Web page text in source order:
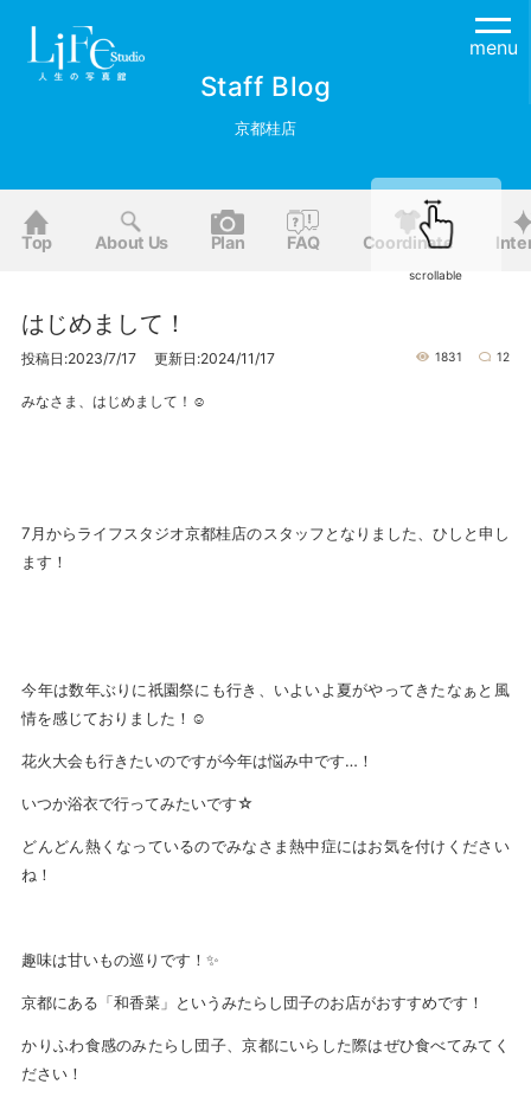
menu
Staff Blog
京都桂店
Top About Us Plan FAQ Coordinate
はじめまして！
投稿日:2023/7/17 更新日:2024/11/17 1831 12
みなさま、はじめまして！☺
7月からライフスタジオ京都桂店のスタッフとなりました、ひしと申し
ます！
今年は数年ぶりに祇園祭にも行き、いよいよ夏がやってきたなぁと風
情を感じておりました！☺
花火大会も行きたいのですが今年は悩み中です…！
いつか浴衣で行ってみたいです☆
どんどん熱くなっているのでみなさま熱中症にはお気を付けください
ね！
趣味は甘いもの巡りです！✨
京都にある「和香菜」というみたらし団子のお店がおすすめです！
かりふわ食感のみたらし団子、京都にいらした際はぜひ食べてみてく
ださい！